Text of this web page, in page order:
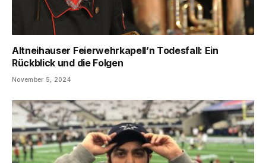
Altneihauser Feierwehrkapell’n Todesfall: Ein
Rückblick und die Folgen
November 5, 2024